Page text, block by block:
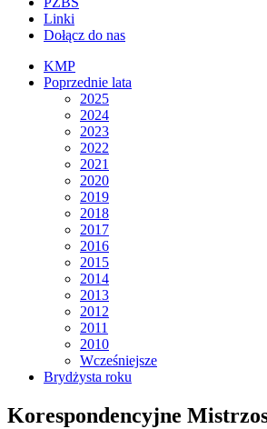
Linki
Dołącz do nas
KMP
Poprzednie lata
2025
2024
2023
2022
2021
2020
2019
2018
2017
2016
2015
2014
2013
2012
2011
2010
Wcześniejsze
Brydżysta roku
Korespondencyjne